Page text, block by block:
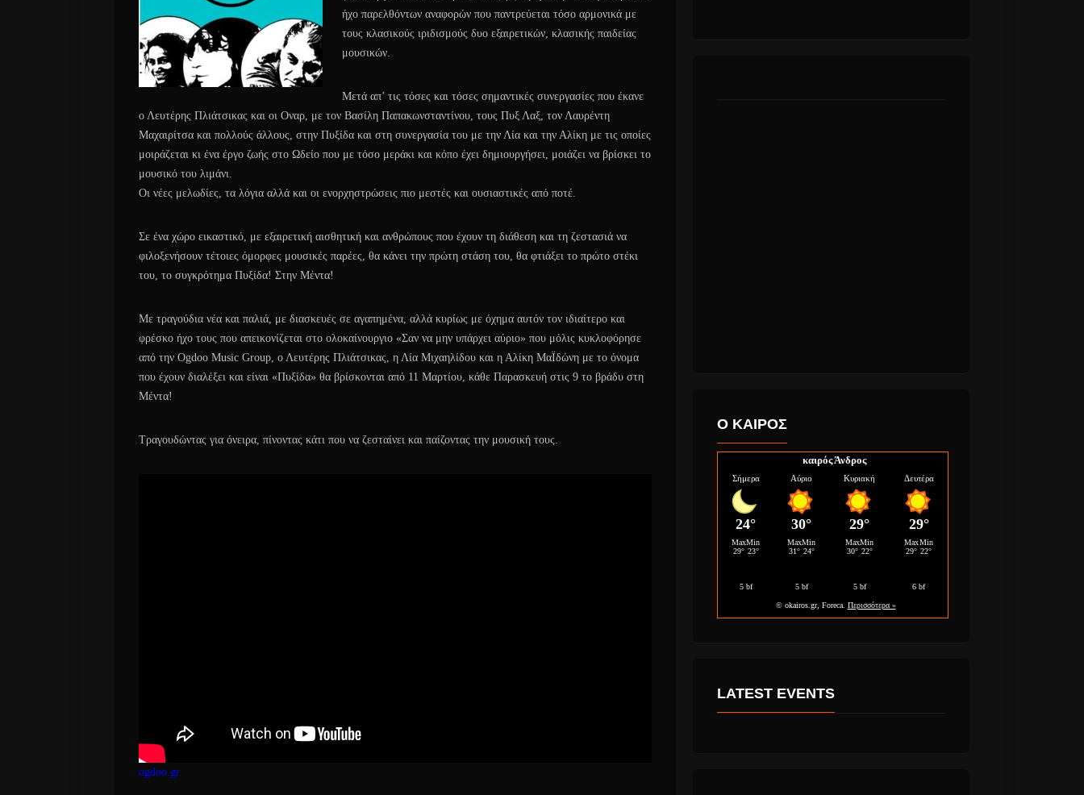
ήχο παρελθόντων αναφορών που παντρεύεται τόσο αρμονικά με
τους κλασικούς ιριδισμούς δυο εξαιρετικών, κλασικής παιδείας
μουσικών.
Μετά απ’ τις τόσες και τόσες σημαντικές συνεργασίες που έκανε
ο Λευτέρης Πλιάτσικας και οι Οναρ, με τον Βασίλη Παπακωνσταντίνου, τους Πυξ Λαξ, τον Λαυρέντη
Μαχαιρίτσα και πολλούς άλλους, στην Πυξίδα και στη συνεργασία του με την Λία και την Αλίκη με τις οποίες
μοιράζεται κι ένα έργο ζωής στο Ωδείο που με τόσο μεράκι και κόπο έχει δημιουργήσει, μοιάζει να βρίσκει το
μουσικό του λιμάνι.
Οι νέες μελωδίες, τα λόγια αλλά και οι ενορχηστρώσεις πιο μεστές και ουσιαστικές από ποτέ.
Σε ένα χώρο εικαστικό, με εξαιρετική αισθητική και ανθρώπους που έχουν τη διάθεση και τη ζεστασιά να
φιλοξενήσουν τέτοιες όμορφες μουσικές παρέες, θα κάνει την πρώτη στάση του, θα φτιάξει το πρώτο στέκι
του, το συγκρότημα Πυξίδα! Στην Μέντα!
Με τραγούδια νέα και παλιά, με διασκευές σε αγαπημένα, αλλά κυρίως με όχημα αυτόν τον ιδιαίτερο και
φρέσκο ήχο τους που απεικονίζεται στο ολοκαίνουργιο «Σαν να μην υπάρχει αύριο» που μόλις κυκλοφόρησε
από την Ogdoo Music Group, ο Λευτέρης Πλιάτσικας, η Λία Μιχαηλίδου και η Αλίκη ΜαΪδώνη με το όνομα
που έχουν διαλέξει και είναι «Πυξίδα» θα βρίσκονται από 11 Μαρτίου, κάθε Παρασκευή στις 9 το βράδυ στη
Μέντα!
Τραγουδώντας για όνειρα, πίνοντας κάτι που να ζεσταίνει και παίζοντας την μουσική τους.
ogdoo.gr
Ο ΚΑΙΡΟΣ
καιρός Άνδρος
LATEST EVENTS